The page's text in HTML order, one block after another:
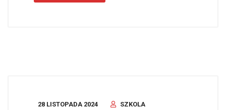
28 LISTOPADA 2024
SZKOLA